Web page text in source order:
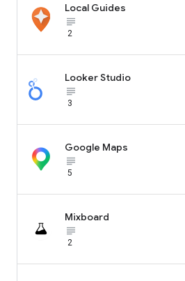
Local Guides
subject_black
2
Looker Studio
subject_black
3
Google Maps
subject_black
5
Mixboard
subject_black
2